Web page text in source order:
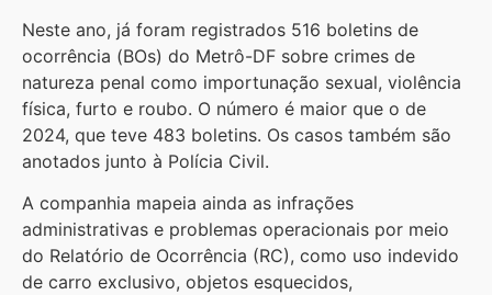
Neste ano, já foram registrados 516 boletins de
ocorrência (BOs) do Metrô-DF sobre crimes de
natureza penal como importunação sexual, violência
física, furto e roubo. O número é maior que o de
2024, que teve 483 boletins. Os casos também são
anotados junto à Polícia Civil.
A companhia mapeia ainda as infrações
administrativas e problemas operacionais por meio
do Relatório de Ocorrência (RC), como uso indevido
de carro exclusivo, objetos esquecidos,